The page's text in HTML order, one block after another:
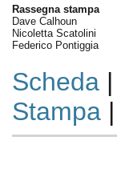
Rassegna stampa
Dave Calhoun
Nicoletta Scatolini
Federico Pontiggia
Scheda|
Stampa|